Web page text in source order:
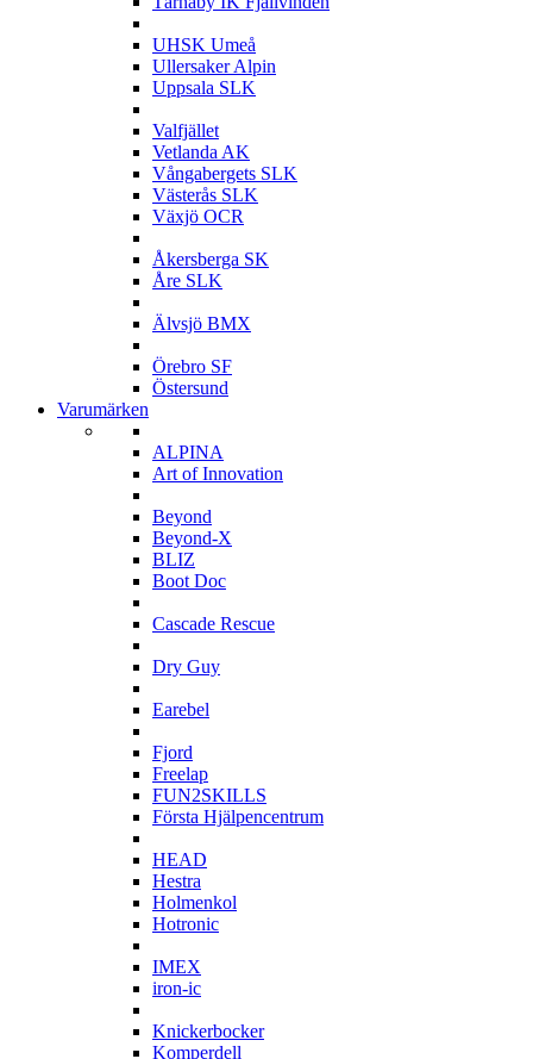
UHSK Umeå
Ullersaker Alpin
Uppsala SLK
Valfjället
Vetlanda AK
Vångabergets SLK
Västerås SLK
Växjö OCR
Åkersberga SK
Åre SLK
Älvsjö BMX
Örebro SF
Östersund
Varumärken
ALPINA
Art of Innovation
Beyond
Beyond-X
BLIZ
Boot Doc
Cascade Rescue
Dry Guy
Earebel
Fjord
Freelap
FUN2SKILLS
Första Hjälpencentrum
HEAD
Hestra
Holmenkol
Hotronic
IMEX
iron-ic
Knickerbocker
Komperdell